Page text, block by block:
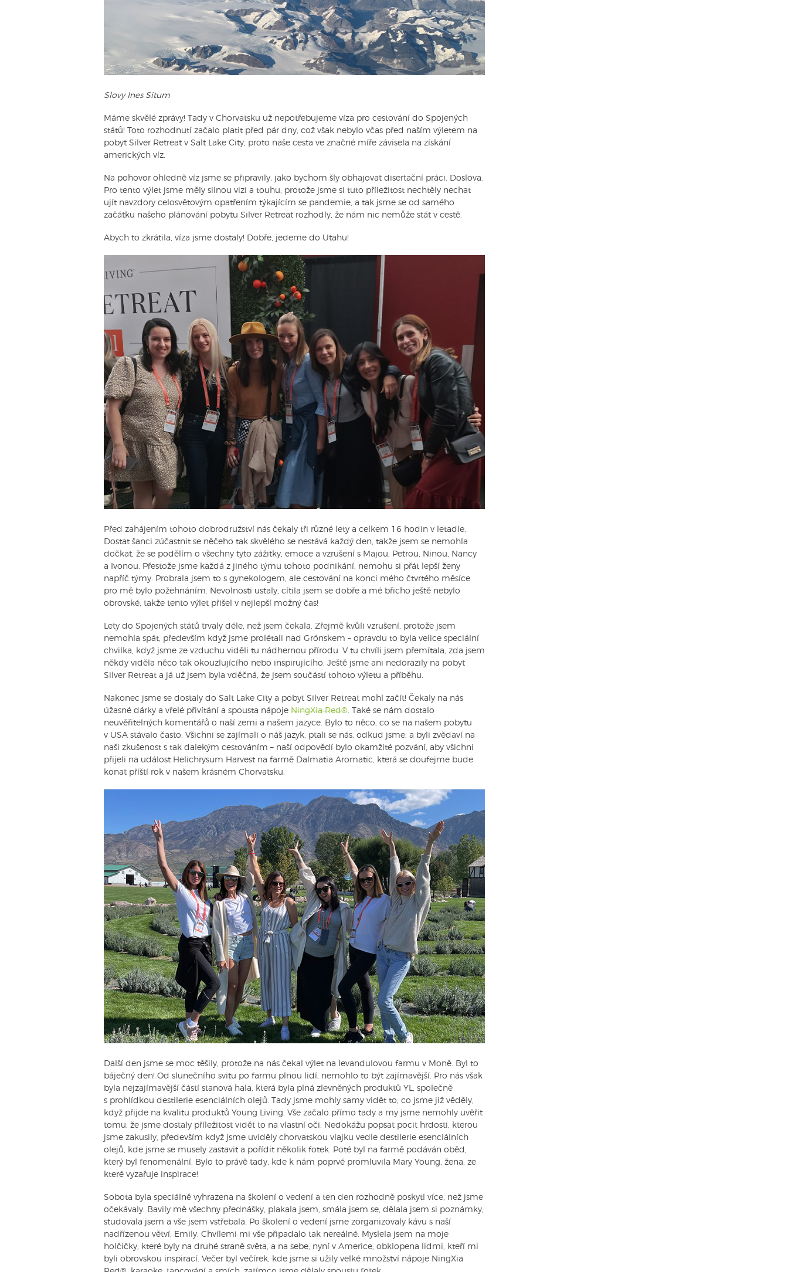
Slovy Ines Situm
Máme skvělé zprávy! Tady v Chorvatsku už nepotřebujeme víza pro cestování do Spojených
států! Toto rozhodnutí začalo platit před pár dny, což však nebylo včas před naším výletem na
pobyt Silver Retreat v Salt Lake City, proto naše cesta ve značné míře závisela na získání
amerických víz.
Na pohovor ohledně víz jsme se připravily, jako bychom šly obhajovat disertační práci. Doslova.
Pro tento výlet jsme měly silnou vizi a touhu, protože jsme si tuto příležitost nechtěly nechat
ujít navzdory celosvětovým opatřením týkajícím se pandemie, a tak jsme se od samého
začátku našeho plánování pobytu Silver Retreat rozhodly, že nám nic nemůže stát v cestě.
Abych to zkrátila, víza jsme dostaly! Dobře, jedeme do Utahu!
Před zahájením tohoto dobrodružství nás čekaly tři různé lety a celkem 16 hodin v letadle.
Dostat šanci zúčastnit se něčeho tak skvělého se nestává každý den, takže jsem se nemohla
dočkat, že se podělím o všechny tyto zážitky, emoce a vzrušení s Majou, Petrou, Ninou, Nancy
a Ivonou. Přestože jsme každá z jiného týmu tohoto podnikání, nemohu si přát lepší ženy
napříč týmy. Probrala jsem to s gynekologem, ale cestování na konci mého čtvrtého měsíce
pro mě bylo požehnáním. Nevolnosti ustaly, cítila jsem se dobře a mé břicho ještě nebylo
obrovské, takže tento výlet přišel v nejlepší možný čas!
Lety do Spojených států trvaly déle, než jsem čekala. Zřejmě kvůli vzrušení, protože jsem
nemohla spát, především když jsme prolétali nad Grónskem – opravdu to byla velice speciální
chvilka, když jsme ze vzduchu viděli tu nádhernou přírodu. V tu chvíli jsem přemítala, zda jsem
někdy viděla něco tak okouzlujícího nebo inspirujícího. Ještě jsme ani nedorazily na pobyt
Silver Retreat a já už jsem byla vděčná, že jsem součástí tohoto výletu a příběhu.
Nakonec jsme se dostaly do Salt Lake City a pobyt Silver Retreat mohl začít! Čekaly na nás
úžasné dárky a vřelé přivítání a spousta nápoje NingXia Red® . Také se nám dostalo
neuvěřitelných komentářů o naší zemi a našem jazyce. Bylo to něco, co se na našem pobytu
v USA stávalo často. Všichni se zajímali o náš jazyk, ptali se nás, odkud jsme, a byli zvědaví na
naši zkušenost s tak dalekým cestováním – naší odpovědí bylo okamžité pozvání, aby všichni
přijeli na událost Helichrysum Harvest na farmě Dalmatia Aromatic, která se doufejme bude
konat příští rok v našem krásném Chorvatsku.
Další den jsme se moc těšily, protože na nás čekal výlet na levandulovou farmu v Moně. Byl to
báječný den! Od slunečního svitu po farmu plnou lidí, nemohlo to být zajímavější. Pro nás však
byla nejzajímavější částí stanová hala, která byla plná zlevněných produktů YL, společně
s prohlídkou destilerie esenciálních olejů. Tady jsme mohly samy vidět to, co jsme již věděly,
když přijde na kvalitu produktů Young Living. Vše začalo přímo tady a my jsme nemohly uvěřit
tomu, že jsme dostaly příležitost vidět to na vlastní oči. Nedokážu popsat pocit hrdosti, kterou
jsme zakusily, především když jsme uviděly chorvatskou vlajku vedle destilerie esenciálních
olejů, kde jsme se musely zastavit a pořídit několik fotek. Poté byl na farmě podáván oběd,
který byl fenomenální. Bylo to právě tady, kde k nám poprvé promluvila Mary Young, žena, ze
které vyzařuje inspirace!
Sobota byla speciálně vyhrazena na školení o vedení a ten den rozhodně poskytl více, než jsme
očekávaly. Bavily mě všechny přednášky, plakala jsem, smála jsem se, dělala jsem si poznámky,
studovala jsem a vše jsem vstřebala. Po školení o vedení jsme zorganizovaly kávu s naší
nadřízenou větví, Emily. Chvílemi mi vše připadalo tak nereálné. Myslela jsem na moje
holčičky, které byly na druhé straně světa, a na sebe, nyní v Americe, obklopena lidmi, kteří mi
byli obrovskou inspirací. Večer byl večírek, kde jsme si užily velké množství nápoje NingXia